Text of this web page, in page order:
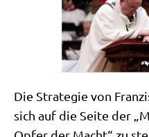
Die Stra­te­gie von
sich auf die Sei­te der